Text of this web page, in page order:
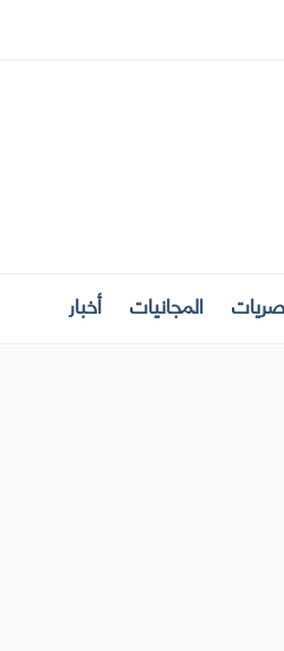
المجانيات أخبار